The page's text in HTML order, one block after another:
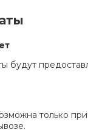
будут
только